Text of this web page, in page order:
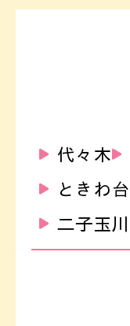
代々木
ときわ台
二子玉川